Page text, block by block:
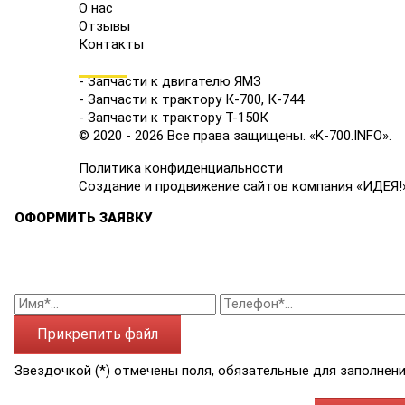
О нас
Отзывы
Контакты
- Запчасти к двигателю ЯМЗ
- Запчасти к трактору К-700, К-744
- Запчасти к трактору Т-150К
© 2020 - 2026 Все права защищены. «K-700.INFO».
Политика конфиденциальности
Создание и продвижение сайтов компания
ОФОРМИТЬ ЗАЯВКУ
Прикрепить файл
Звездочкой (*) отмечены поля, обязательные для